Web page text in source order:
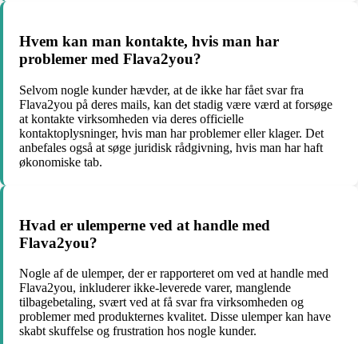
Hvem kan man kontakte, hvis man har
problemer med Flava2you?
Selvom nogle kunder hævder, at de ikke har fået svar fra
Flava2you på deres mails, kan det stadig være værd at forsøge
at kontakte virksomheden via deres officielle
kontaktoplysninger, hvis man har problemer eller klager. Det
anbefales også at søge juridisk rådgivning, hvis man har haft
økonomiske tab.
Hvad er ulemperne ved at handle med
Flava2you?
Nogle af de ulemper, der er rapporteret om ved at handle med
Flava2you, inkluderer ikke-leverede varer, manglende
tilbagebetaling, svært ved at få svar fra virksomheden og
problemer med produkternes kvalitet. Disse ulemper kan have
skabt skuffelse og frustration hos nogle kunder.